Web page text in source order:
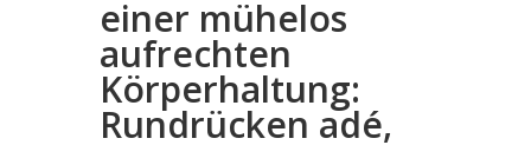
einer mühelos
aufrechten
Körperhaltung:
Rundrücken adé,